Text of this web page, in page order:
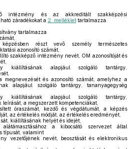
intézmény és az akkreditált szakképzési
záradékokat a 2. melléklet tartalmazza.
tartalmazza
részt vevő személy természetes
azonosító számát,
szakképző intézmény nevét, OM azonosítóját és
kiállításának alapjául szolgáló tantárgy,
és azonosító számát, amelyhez a
alapjául szolgáló tantárgy, tananyagegység
kiállításának alapjául szolgáló tantárgy,
a megszerzett kompetenciákat,
óraszámát, kezdő és végdátumát, a képzés
az értékelés módját, az értékelés eredményét,
kiállításának helyét és idejét,
a kibocsátó szervezet által
típusát, valamint
vezetőjének nevét, beosztását és elektronikus